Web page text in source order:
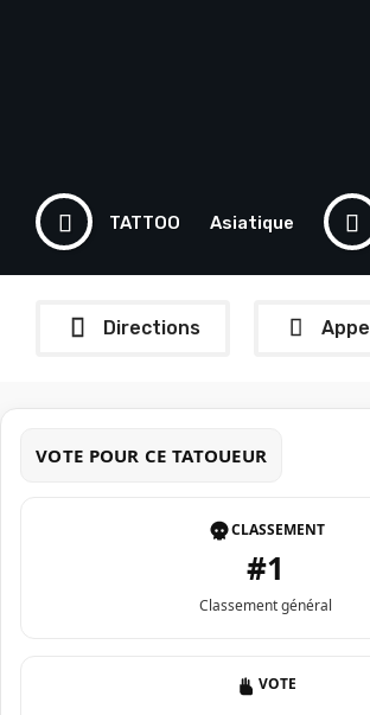
TATTOO Asiatique
Directions Appel
VOTE POUR CE TATOUEUR
CLASSEMENT
#1
Classement général
VOTE